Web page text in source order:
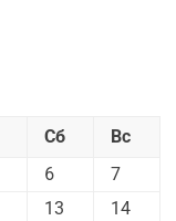
Сб
Вс
6
7
13
14